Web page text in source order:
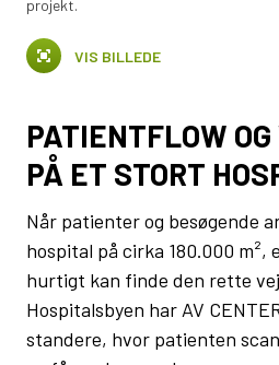
projekt.
VIS BILLEDE
PATIENTFLOW
PÅ ET STORT
Når patienter og besøgende
hospital på cirka 180.000 m²,
hurtigt kan finde den rette
Hospitalsbyen har AV
standere, hvor patienten